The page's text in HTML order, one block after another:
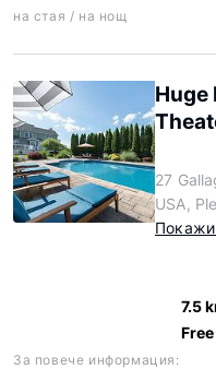
на стая / на нощ
Huge
27
USA,
Покажи
7.5
За повече информация: